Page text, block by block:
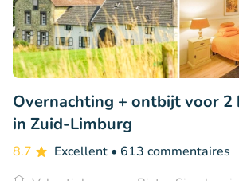
Overnachting + ontbijt voor 2
in Zuid-Limburg
8.7 Excellent • 613 commentaires